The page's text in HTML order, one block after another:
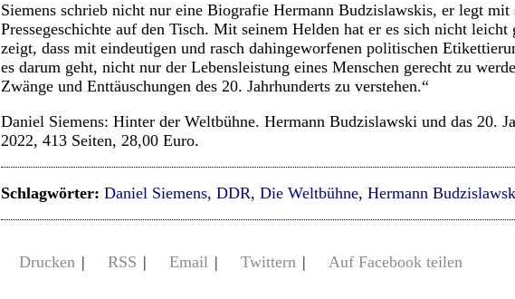
Siemens schrieb nicht nur eine Biografie Hermann Budzislawskis, er legt mit
Pressegeschichte auf den Tisch. Mit seinem Helden hat er es sich nicht leicht
zeigt, dass mit eindeutigen und rasch dahingeworfenen politischen
es darum geht, nicht nur der Lebensleistung eines Menschen gerecht zu
Zwänge und Enttäuschungen des 20. Jahrhunderts zu verstehen.“
Daniel Siemens: Hinter der Weltbühne. Hermann Budzislawski und das 20.
2022, 413 Seiten, 28,00 Euro.
Schlagwörter: Daniel Siemens, DDR, Die Weltbühne, Hermann
Drucken | RSS | Email | Twittern | Auf Facebook teilen